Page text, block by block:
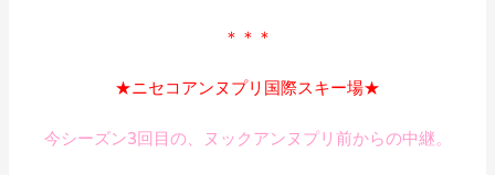
＊＊＊
★ニセコアンヌプリ国際スキー場★
今シーズン3回目の、ヌックアンヌプリ前からの中継。